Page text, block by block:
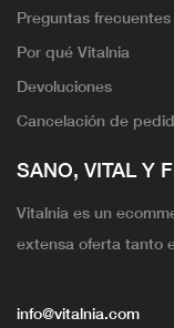
Preguntas frecuentes
Por qué Vitalnia
Devoluciones
Cancelación de
SANO, VITAL Y
Vitalnia es un
extensa oferta tanto
info@vitalnia.com